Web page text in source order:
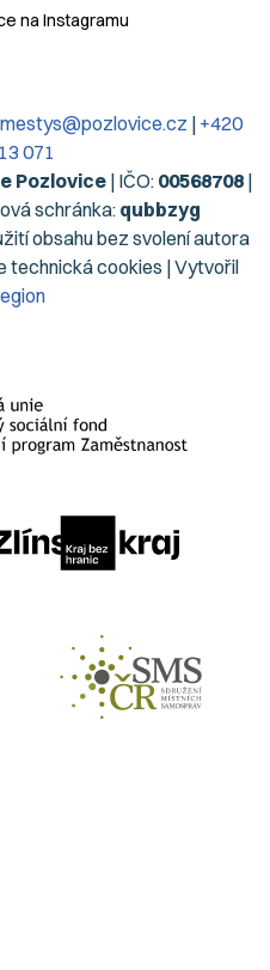
na Instagramu
mestys@pozlovice.cz | +420
071
Pozlovice| IČO: 00568708|
schránka: qubbzyg
obsahu bez svolení autora
technická cookies | Vytvořil